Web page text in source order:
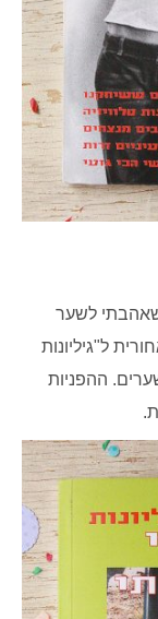
שאהבתי לשער
ל"גיליונות
ההפניות